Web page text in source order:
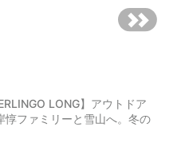
LONG】アウトドア
惇ファミリーと雪山へ。冬の